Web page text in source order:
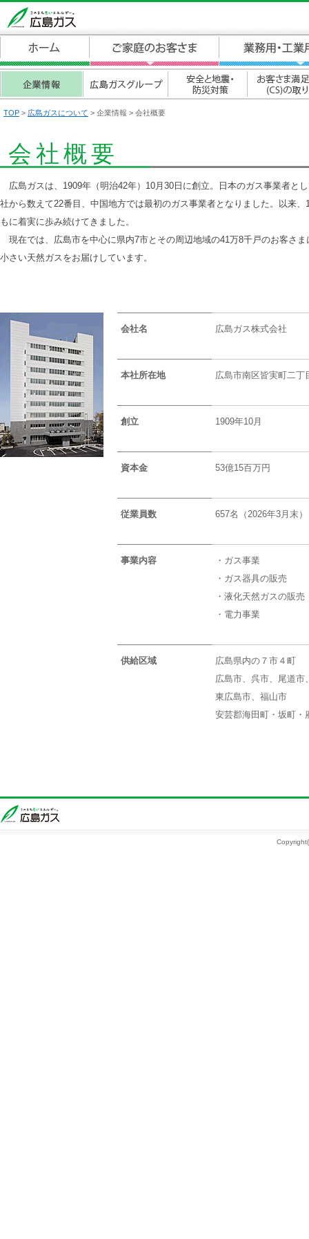
TOP > 広島ガスについて > 企業情報 > 会社概要
会社概要
広島ガスは、1909年（明治42年）10月30日に創立。日本のガス事業者と
社から数えて22番目、中国地方では最初のガス事業者となりました。以来
もに着実に歩み続けてきました。
現在では、広島市を中心に県内7市とその周辺地域の41万8千戸のお客さ
小さい天然ガスをお届けしています。
会社名 広島ガス株式会社
本社所在地 広島市南区皆実町二丁
創立 1909年10月
資本金 53億15百万円
従業員数 657名（2026年3月末）
事業内容
・ガス事業
・ガス器具の販売
・液化天然ガスの販売
・電力事業
供給区域
広島県内の７市４町
広島市、呉市、尾道市
東広島市、福山市
安芸郡海田町・坂町・